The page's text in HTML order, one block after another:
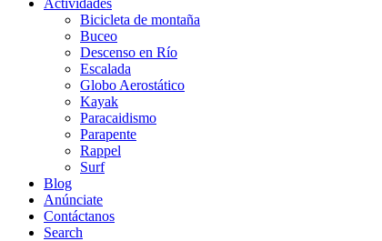
Actividades
Bicicleta de montaña
Buceo
Descenso en Río
Escalada
Globo Aerostático
Kayak
Paracaidismo
Parapente
Rappel
Surf
Blog
Anúnciate
Contáctanos
Search